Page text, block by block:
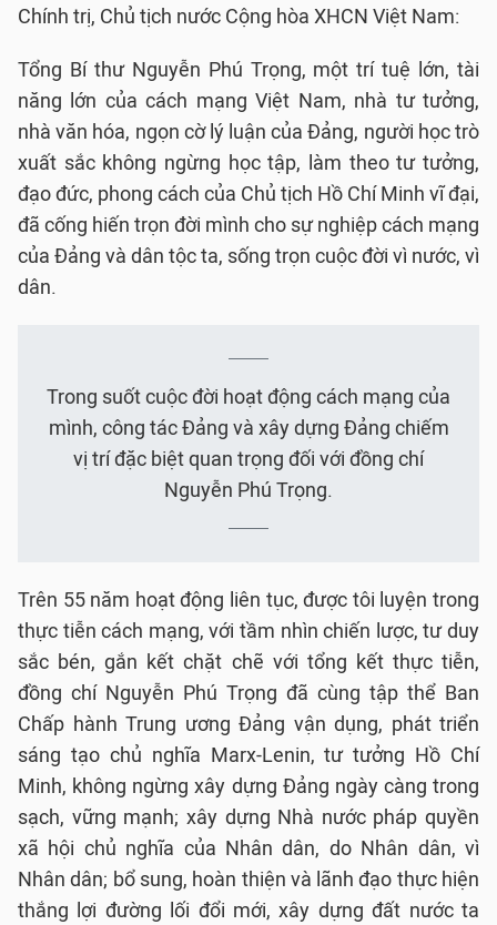
Chính trị, Chủ tịch nước Cộng hòa XHCN Việt Nam:
Tổng Bí thư Nguyễn Phú Trọng, một trí tuệ lớn, tài
năng lớn của cách mạng Việt Nam, nhà tư tưởng,
nhà văn hóa, ngọn cờ lý luận của Đảng, người học trò
xuất sắc không ngừng học tập, làm theo tư tưởng,
đạo đức, phong cách của Chủ tịch Hồ Chí Minh vĩ đại,
đã cống hiến trọn đời mình cho sự nghiệp cách mạng
của Đảng và dân tộc ta, sống trọn cuộc đời vì nước, vì
dân.
Trong suốt cuộc đời hoạt động cách mạng của
mình, công tác Đảng và xây dựng Đảng chiếm
vị trí đặc biệt quan trọng đối với đồng chí
Nguyễn Phú Trọng.
Trên 55 năm hoạt động liên tục, được tôi luyện trong
thực tiễn cách mạng, với tầm nhìn chiến lược, tư duy
sắc bén, gắn kết chặt chẽ với tổng kết thực tiễn,
đồng chí Nguyễn Phú Trọng đã cùng tập thể Ban
Chấp hành Trung ương Đảng vận dụng, phát triển
sáng tạo chủ nghĩa Marx-Lenin, tư tưởng Hồ Chí
Minh, không ngừng xây dựng Đảng ngày càng trong
sạch, vững mạnh; xây dựng Nhà nước pháp quyền
xã hội chủ nghĩa của Nhân dân, do Nhân dân, vì
Nhân dân; bổ sung, hoàn thiện và lãnh đạo thực hiện
thắng lợi đường lối đổi mới, xây dựng đất nước ta